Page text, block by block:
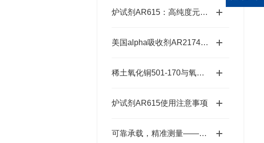
炉试剂AR615：高纯度元素分析耗材，赋能精准检测高效推进
美国alpha吸收剂AR2174：适配多种元素的精准分析需求
稀土氧化铜501-170与氧化铜的材料特性差异
炉试剂AR615使用注意事项
可靠承载，精准测量——锡箔杯SA76152301